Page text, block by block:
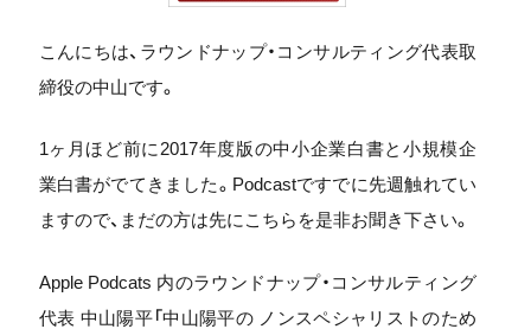
こんにちは、ラウンドナップ・コンサルティング代表取
締役の中山です。
1ヶ月ほど前に2017年度版の中小企業白書と小規模企
業白書がでてきました。Podcastですでに先週触れてい
ますので、まだの方は先にこちらを是非お聞き下さい。
Apple Podcats 内のラウンドナップ・コンサルティング
代表 中山陽平「中山陽平の ノンスペシャリストのため